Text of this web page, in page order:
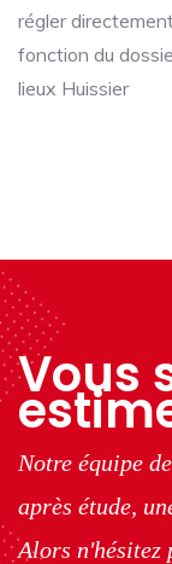
régler
fonction du
lieux Huissier
Vous
Notre équipe
après étude,
Alors n'hésitez